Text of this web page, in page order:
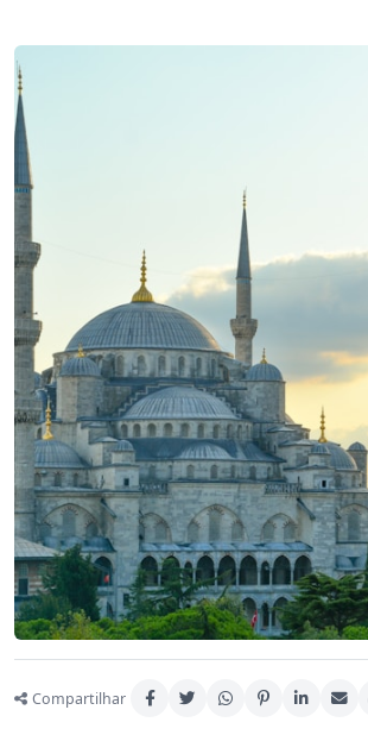
Compartilhar